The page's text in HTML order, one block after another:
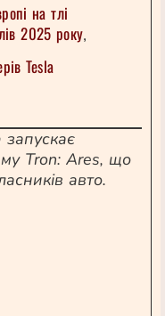
на тлі
2025 року,
Tesla
Tron: Ares, що
авто.